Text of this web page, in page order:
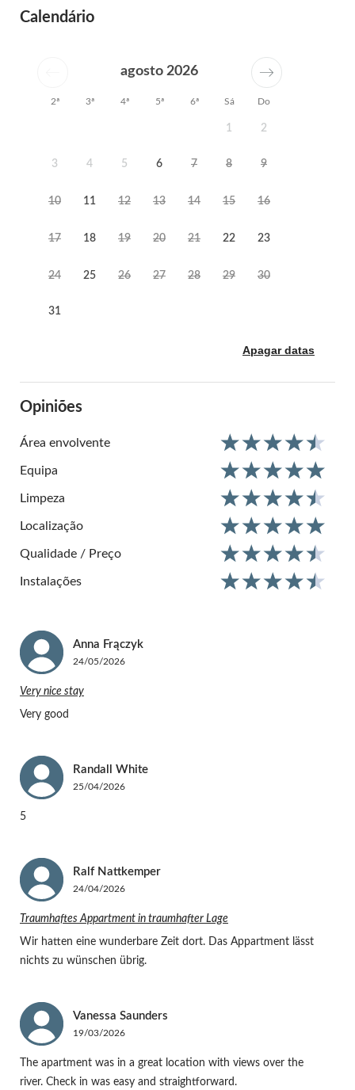
Calendário
2ª 3ª 4ª 5ª 6ª Sá Do
agosto 2026
1 2
3 4 5 6 7 8 9
10 11 12 13 14 15 16
17 18 19 20 21 22 23
24 25 26 27 28 29 30
31
Apagar datas
Opiniões
Área envolvente
Equipa
Limpeza
Localização
Qualidade / Preço
Instalações
Anna Frączyk
24/05/2026
Very nice stay
Very good
Randall White
25/04/2026
5
Ralf Nattkemper
24/04/2026
Traumhaftes Appartment in traumhafter Lage
Wir hatten eine wunderbare Zeit dort. Das Appartment lässt
nichts zu wünschen übrig.
Vanessa Saunders
19/03/2026
The apartment was in a great location with views over the
river. Check in was easy and straightforward.